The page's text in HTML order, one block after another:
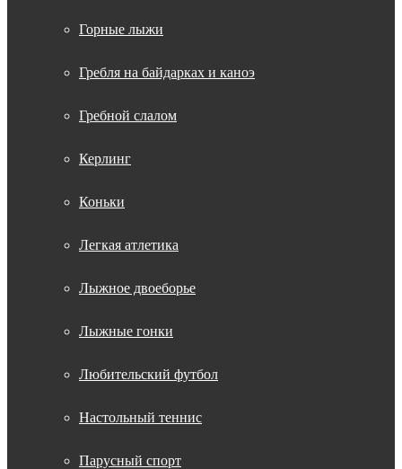
Горные лыжи
Гребля на байдарках и каноэ
Гребной слалом
Керлинг
Коньки
Легкая атлетика
Лыжное двоеборье
Лыжные гонки
Любительский футбол
Настольный теннис
Парусный спорт